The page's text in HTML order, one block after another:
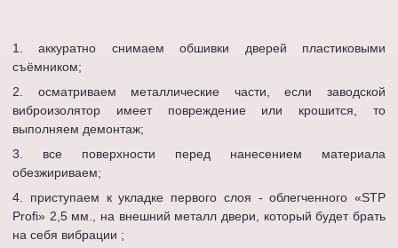
аккуратно снимаем обшивки дверей пластиковыми
съёмником;
осматриваем металлические части, если заводской
виброизолятор имеет повреждение или крошится, то
выполняем демонтаж;
все поверхности перед нанесением материала
обезжириваем;
приступаем к укладке первого слоя - облегченного «STP
Profi» 2,5 мм., на внешний металл двери, который будет брать
на себя вибрации ;